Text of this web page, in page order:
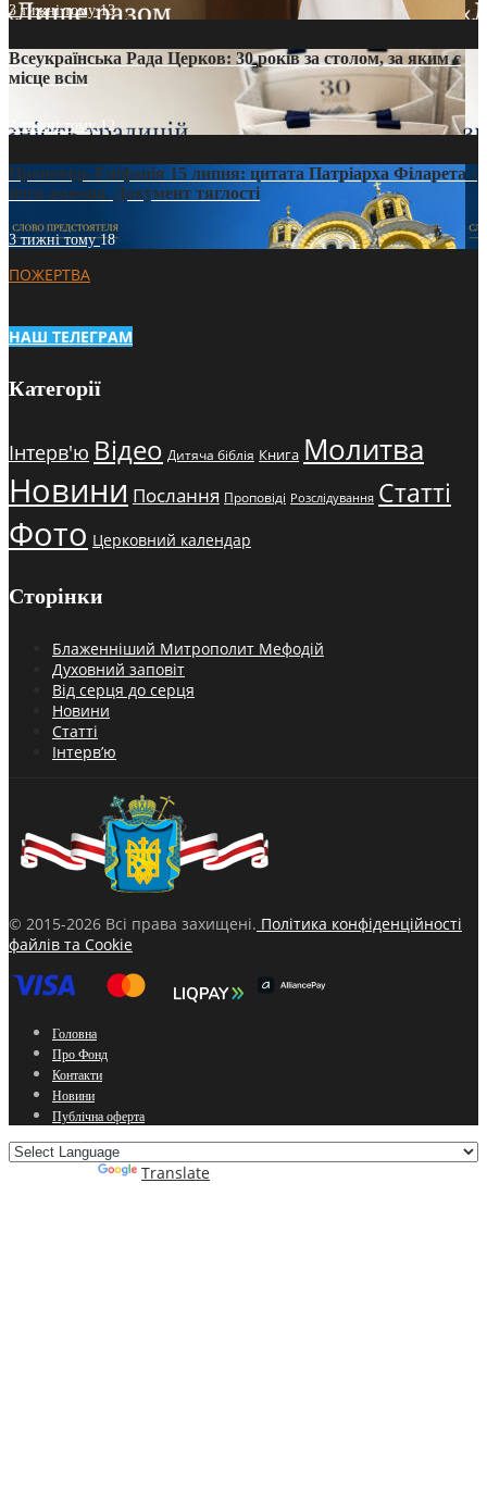
3 тижні тому13
Всеукраїнська Рада Церков: 30 років за столом, за яким є
місце всім
3 тижні тому12
Проповідь Епіфанія 15 липня: цитата Патріарха Філарета з
його амвона. Документ тяглості
3 тижні тому18
ПОЖЕРТВА
НАШ ТЕЛЕГРАМ
Категорії
Інтерв'ю Відео Дитяча біблія Книга Молитва
Новини Послання Проповіді Розслідування Статті
Фото Церковний календар
Сторінки
Блаженніший Митрополит Мефодій
Духовний заповіт
Від серця до серця
Новини
Статті
Інтерв’ю
© 2015-2026 Всі права захищені. Політика конфіденційності
файлів та Cookie
Головна
Про Фонд
Контакти
Новини
Публічна оферта
Translate